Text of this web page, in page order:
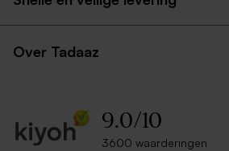
Over Tadaaz
9.0/10
3600 waarderingen